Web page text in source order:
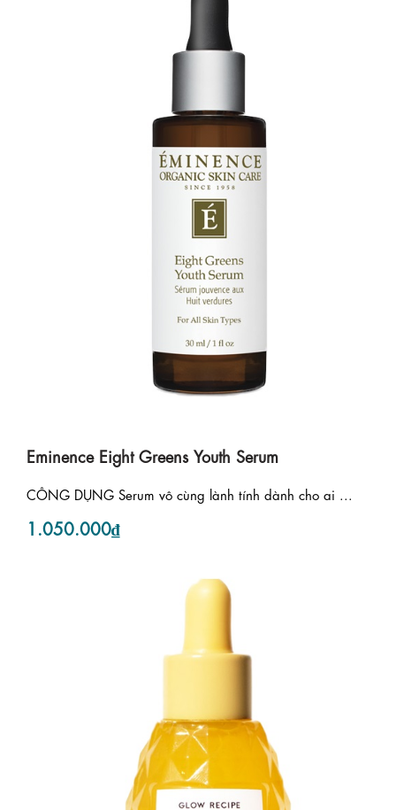
Eminence Eight Greens Youth Serum
CÔNG DỤNG Serum vô cùng lành tính dành cho ai ...
1.050.000₫